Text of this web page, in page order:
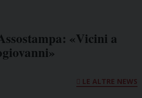
«Vicini a
LE ALTRE NEWS